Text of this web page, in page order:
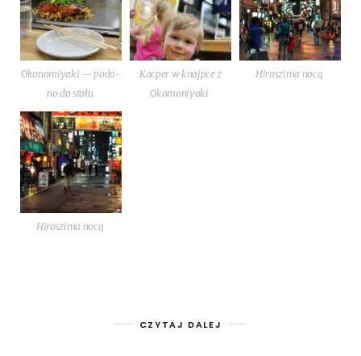
Oko­no­miy­aki — poda­
no do stołu
Kac­per w knajp­ce z
Okomoniyaki
Hiro­szi­ma nocą
Hiro­szi­ma nocą
CZYTAJ DALEJ